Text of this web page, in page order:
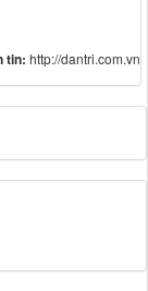
tin: http://dantri.com.vn